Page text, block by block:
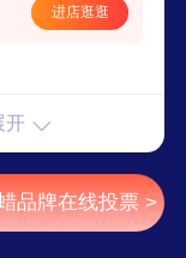
进店逛逛
开
品牌在线投票 >